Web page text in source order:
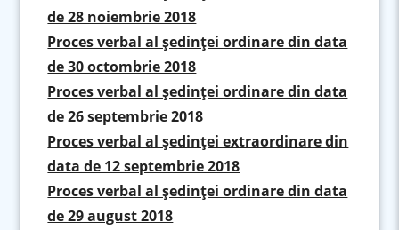
de 28 noiembrie 2018
Proces verbal al şedinţei ordinare din data
de 30 octombrie 2018
Proces verbal al şedinţei ordinare din data
de 26 septembrie 2018
Proces verbal al şedinţei extraordinare din
data de 12 septembrie 2018
Proces verbal al şedinţei ordinare din data
de 29 august 2018